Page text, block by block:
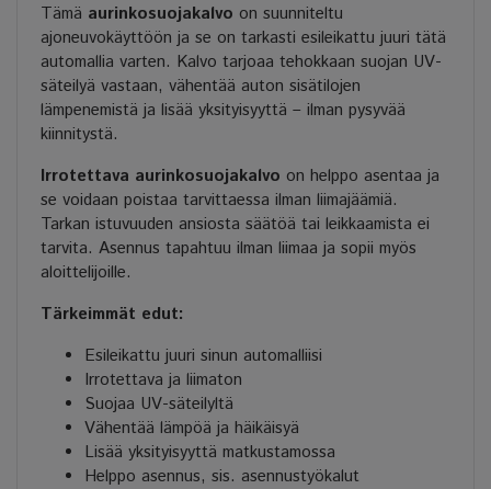
Tämä aurinkosuojakalvo on suunniteltu
ajoneuvokäyttöön ja se on tarkasti esileikattu juuri tätä
automallia varten. Kalvo tarjoaa tehokkaan suojan UV-
säteilyä vastaan, vähentää auton sisätilojen
lämpenemistä ja lisää yksityisyyttä – ilman pysyvää
kiinnitystä.
Irrotettava aurinkosuojakalvo on helppo asentaa ja
se voidaan poistaa tarvittaessa ilman liimajäämiä.
Tarkan istuvuuden ansiosta säätöä tai leikkaamista ei
tarvita. Asennus tapahtuu ilman liimaa ja sopii myös
aloittelijoille.
Tärkeimmät edut:
Esileikattu juuri sinun automalliisi
Irrotettava ja liimaton
Suojaa UV-säteilyltä
Vähentää lämpöä ja häikäisyä
Lisää yksityisyyttä matkustamossa
Helppo asennus, sis. asennustyökalut